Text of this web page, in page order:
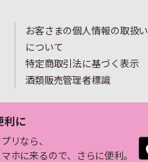
お客さまの個人情報の取扱い
について
特定商取引法に基づく表示
酒類販売管理者標識
利に
リなら、
ホに来るので、さらに便利。